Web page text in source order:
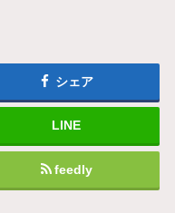
シェア
LINE
feedly